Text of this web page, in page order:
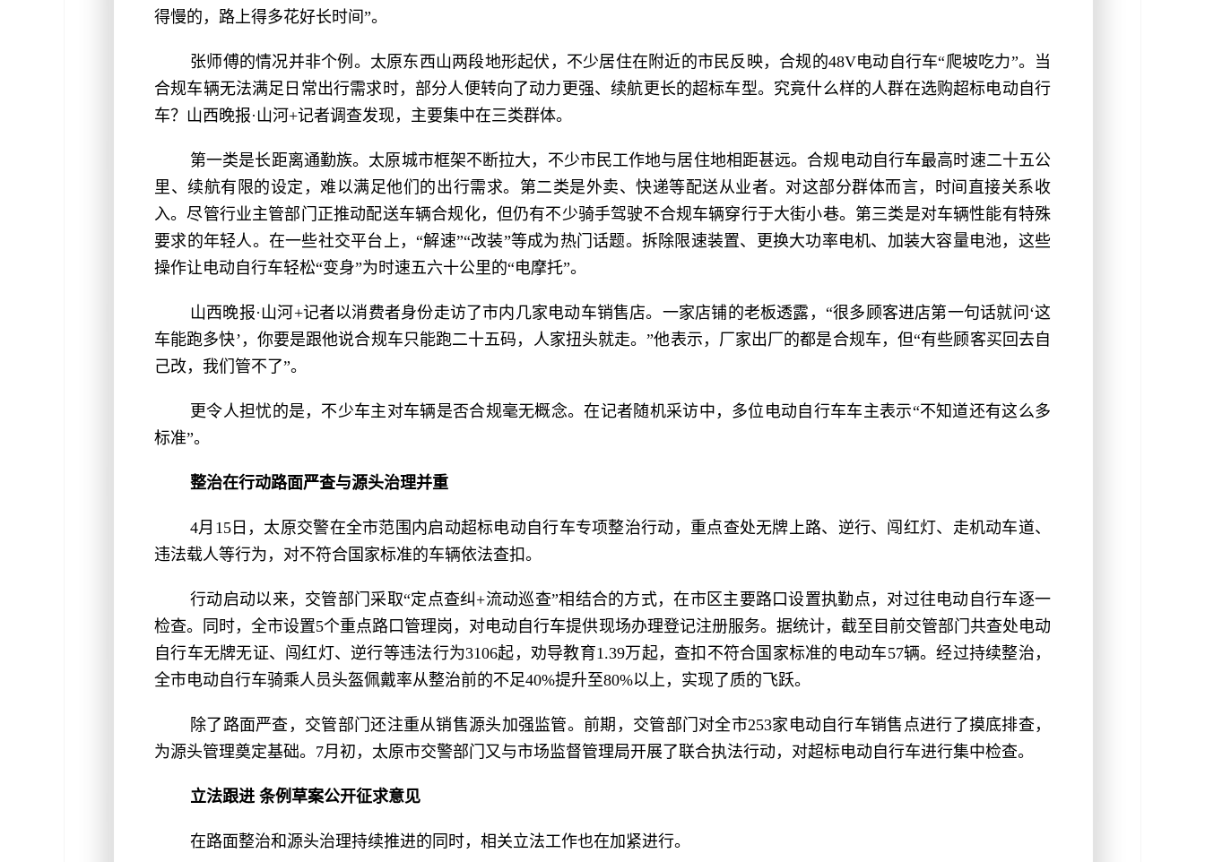
得慢的，路上得多花好长时间”。
张师傅的情况并非个例。太原东西山两段地形起伏，不少居住在附近的市民反映，合规的48V电动自行车“爬坡吃力”。当
合规车辆无法满足日常出行需求时，部分人便转向了动力更强、续航更长的超标车型。究竟什么样的人群在选购超标电动自行
车？山西晚报·山河+记者调查发现，主要集中在三类群体。
第一类是长距离通勤族。太原城市框架不断拉大，不少市民工作地与居住地相距甚远。合规电动自行车最高时速二十五公
里、续航有限的设定，难以满足他们的出行需求。第二类是外卖、快递等配送从业者。对这部分群体而言，时间直接关系收
入。尽管行业主管部门正推动配送车辆合规化，但仍有不少骑手驾驶不合规车辆穿行于大街小巷。第三类是对车辆性能有特殊
要求的年轻人。在一些社交平台上，“解速”“改装”等成为热门话题。拆除限速装置、更换大功率电机、加装大容量电池，这些
操作让电动自行车轻松“变身”为时速五六十公里的“电摩托”。
山西晚报·山河+记者以消费者身份走访了市内几家电动车销售店。一家店铺的老板透露，“很多顾客进店第一句话就问‘这
车能跑多快’，你要是跟他说合规车只能跑二十五码，人家扭头就走。”他表示，厂家出厂的都是合规车，但“有些顾客买回去自
己改，我们管不了”。
更令人担忧的是，不少车主对车辆是否合规毫无概念。在记者随机采访中，多位电动自行车车主表示“不知道还有这么多
标准”。
整治在行动路面严查与源头治理并重
4月15日，太原交警在全市范围内启动超标电动自行车专项整治行动，重点查处无牌上路、逆行、闯红灯、走机动车道、
违法载人等行为，对不符合国家标准的车辆依法查扣。
行动启动以来，交管部门采取“定点查纠+流动巡查”相结合的方式，在市区主要路口设置执勤点，对过往电动自行车逐一
检查。同时，全市设置5个重点路口管理岗，对电动自行车提供现场办理登记注册服务。据统计，截至目前交管部门共查处电动
自行车无牌无证、闯红灯、逆行等违法行为3106起，劝导教育1.39万起，查扣不符合国家标准的电动车57辆。经过持续整治，
全市电动自行车骑乘人员头盔佩戴率从整治前的不足40%提升至80%以上，实现了质的飞跃。
除了路面严查，交管部门还注重从销售源头加强监管。前期，交管部门对全市253家电动自行车销售点进行了摸底排查，
为源头管理奠定基础。7月初，太原市交警部门又与市场监督管理局开展了联合执法行动，对超标电动自行车进行集中检查。
立法跟进 条例草案公开征求意见
在路面整治和源头治理持续推进的同时，相关立法工作也在加紧进行。